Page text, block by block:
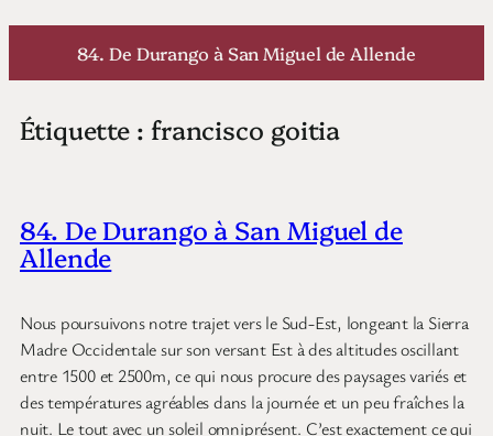
Aller
84. De Durango à San Miguel de Allende
Étiquette : francisco goitia
84. De Durango à San Miguel de
Allende
Nous poursuivons notre trajet vers le Sud-Est, longeant la Sierra
Madre Occidentale sur son versant Est à des altitudes oscillant
entre 1500 et 2500m, ce qui nous procure des paysages variés et
des températures agréables dans la journée et un peu fraîches la
nuit. Le tout avec un soleil omniprésent. C’est exactement ce qui